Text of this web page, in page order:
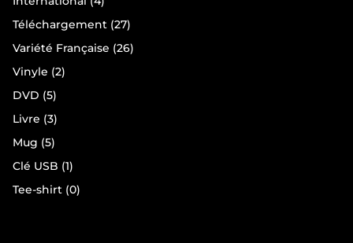
produits
Téléchargement 2727
produits
Variété Française 2626
Vinyle 22
DVD 55
produits
Livre 33
produits
Mug 55
produits
Clé USB 11
produit
Tee-shirt 00